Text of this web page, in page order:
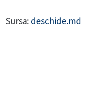
Sursa: deschide.md